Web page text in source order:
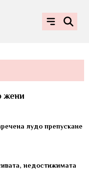
жени
лудо препускане
недостижимата